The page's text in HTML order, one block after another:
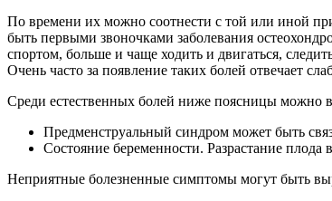
По времени их можно соотнести с той или иной
быть первыми звоночками заболевания
спортом, больше и чаще ходить и двигаться,
Очень часто за появление таких болей отвечает
Среди естественных болей ниже поясницы можно
Предменструальный синдром может быть
Состояние беременности. Разрастание
Неприятные болезненные симптомы могут быть